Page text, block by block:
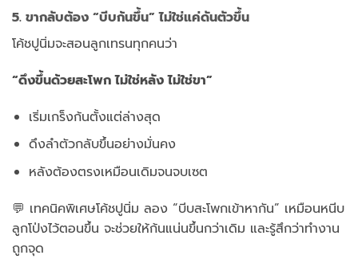
5. ขากลับต้อง “บีบก้นขึ้น” ไม่ใช่แค่ดันตัวขึ้น
โค้ชปูนิ่มจะสอนลูกเทรนทุกคนว่า
“ดึงขึ้นด้วยสะโพก ไม่ใช่หลัง ไม่ใช่ขา”
เริ่มเกร็งก้นตั้งแต่ล่างสุด
ดึงลำตัวกลับขึ้นอย่างมั่นคง
หลังต้องตรงเหมือนเดิมจนจบเซต
💬 เทคนิคพิเศษโค้ชปูนิ่ม ลอง “บีบสะโพกเข้าหากัน” เหมือนหนีบ
ลูกโป่งไว้ตอนขึ้น จะช่วยให้ก้นแน่นขึ้นกว่าเดิม และรู้สึกว่าทำงาน
ถูกจุด